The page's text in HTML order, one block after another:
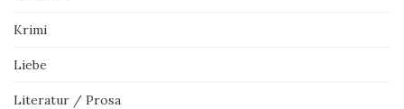
Krimi
Liebe
Literatur / Prosa